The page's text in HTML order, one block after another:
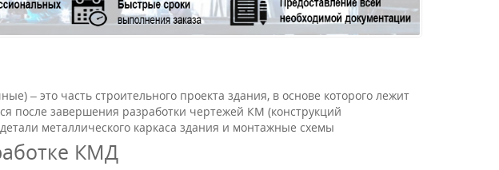
– это часть строительного проекта здания, в основе которого лежит
после завершения разработки чертежей КМ (конструкций
металлического каркаса здания и монтажные схемы
КМД